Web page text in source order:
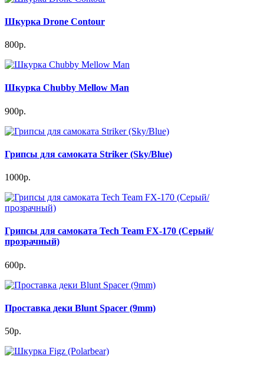
Шкурка Drone Contour
800р.
Шкурка Chubby Mellow Man
900р.
Грипсы для самоката Striker (Sky/Blue)
1000р.
Грипсы для самоката Tech Team FX-170 (Серый/
прозрачный)
600р.
Проставка деки Blunt Spacer (9mm)
50р.